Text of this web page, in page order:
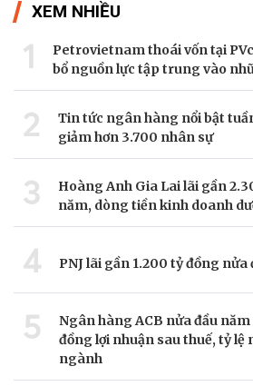
XEM NHIỀU
1
Petrovietnam thoái vốn tại
bổ nguồn lực tập trung vào
2
Tin tức ngân hàng nổi bật
giảm hơn 3.700 nhân sự
3
Hoàng Anh Gia Lai lãi gần
năm, dòng tiền kinh doanh
4 PNJ lãi gần 1.200 tỷ đồng nửa
5
Ngân hàng ACB nửa đầu
đồng lợi nhuận sau thuế, tỷ lệ
ngành